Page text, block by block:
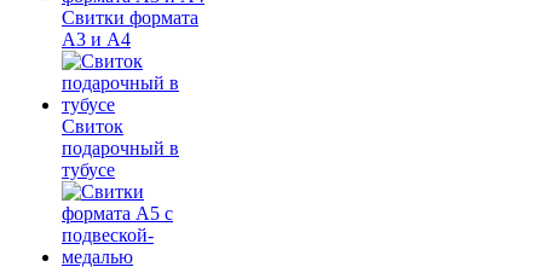
Свитки формата
А3 и А4
Свиток
подарочный в
тубусе